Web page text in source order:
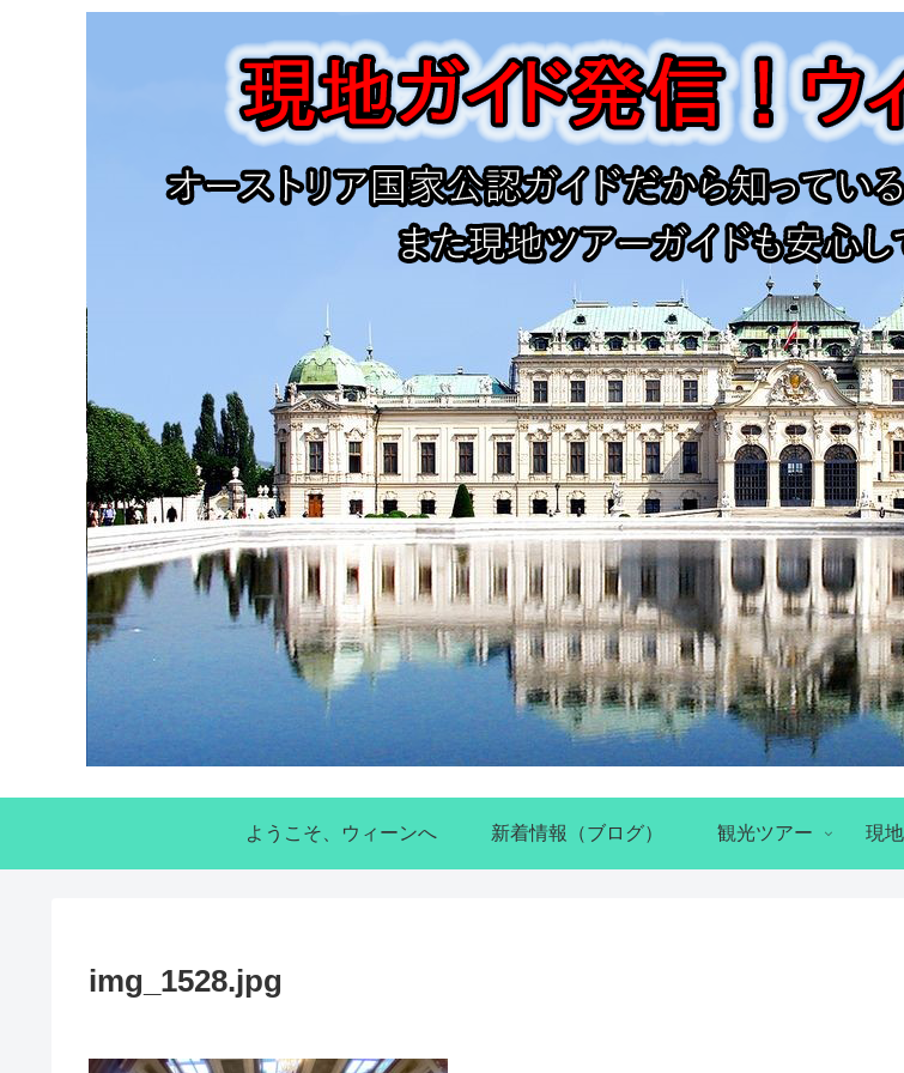
ようこそ、ウィーンへ 新着情報（ブログ） 観光ツアー 現
img_1528.jpg